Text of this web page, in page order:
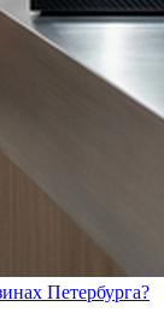
Петербурга?